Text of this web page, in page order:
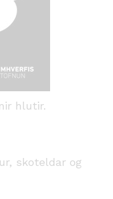
hlutir.
skoteldar og